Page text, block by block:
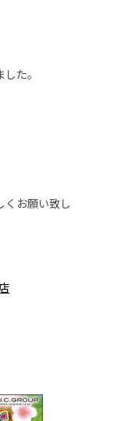
た。
くお願い致し